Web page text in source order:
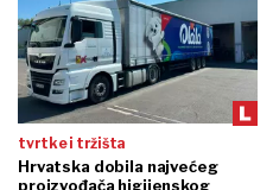
tvrtke i tržišta
Hrvatska dobila najvećeg
proizvođača higijenskog